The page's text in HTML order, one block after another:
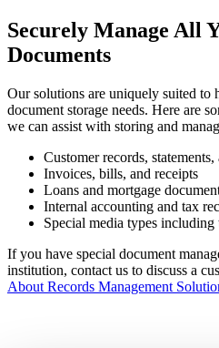
Securely Manage All
Documents
Our solutions are uniquely suited to
document storage needs. Here are
we can assist with storing and
Customer records,
Invoices, bills, and receipts
Loans and mortgage
Internal accounting and tax
Special media types
If you have special document
institution, contact us to discuss a
About Records Management